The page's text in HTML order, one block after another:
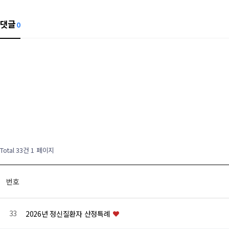
댓글0
Total 33건 1 페이지
번호
33 2026년 정신질환자 산정특례